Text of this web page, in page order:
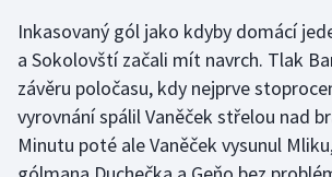
Plážový volejbal
Ragby
Rychlobruslení
Inkasovaný gól jako kdyby domácí
a Sokolovští začali mít navrch. Tlak
závěru poločasu, kdy nejprve
vyrovnání spálil Vaněček střelou nad
Minutu poté ale Vaněček vysunul